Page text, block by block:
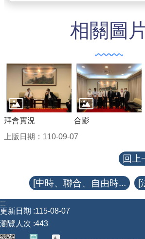
相關圖
拜會實況
合影
上版日期：110-09-07
回上
[中時、聯合、自由時... [
:::
更新日期
115-08-07
瀏覽人次 443